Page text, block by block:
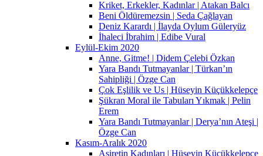
Kriket, Erkekler, Kadınlar | Atakan Balcı
Beni Öldüremezsin | Seda Çağlayan
Deniz Karardı | İlayda Oylum Güleryüz
İhaleci İbrahim | Edibe Vural
Eylül-Ekim 2020
Anne, Gitme! | Didem Çelebi Özkan
Yara Bandı Tutmayanlar | Türkan’ın
Sahipliği | Özge Can
Çok Eşlilik ve Us | Hüseyin Küçükkelepçe
Şükran Moral ile Tabuları Yıkmak | Pelin
Erem
Yara Bandı Tutmayanlar | Derya’nın Ateşi |
Özge Can
Kasım-Aralık 2020
Aşiretin Kadınları | Hüseyin Küçükkelepçe